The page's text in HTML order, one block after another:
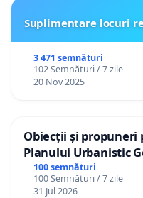
Suplimentare locuri
3 471 semnături
102 Semnături / 7 zile
20 Nov 2025
Obiecții și
Planului Urbanistic
100 semnături
100 Semnături / 7 zile
31 Jul 2026